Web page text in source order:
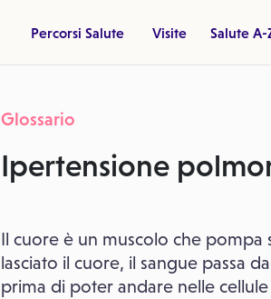
Percorsi Salute Visite Salute A-
Glossario
Ipertensione
Il cuore è un muscolo che
lasciato il cuore, il sangue passa
prima di poter andare nelle